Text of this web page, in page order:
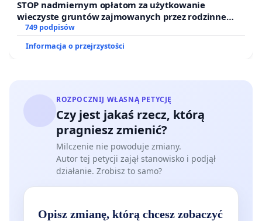
STOP nadmiernym opłatom za użytkowanie
wieczyste gruntów zajmowanych przez rodzinne
ogrody działkowe.
749 podpisów
Informacja o przejrzystości
ROZPOCZNIJ WŁASNĄ PETYCJĘ
Czy jest jakaś rzecz, którą
pragniesz zmienić?
Milczenie nie powoduje zmiany.
Autor tej petycji zajął stanowisko i podjął
działanie. Zrobisz to samo?
Opisz zmianę, którą chcesz zobaczyć